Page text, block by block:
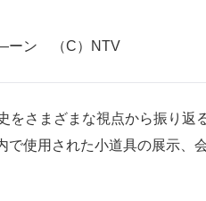
ーン （C）NTV
さまざまな視点から振り返
で使用された小道具の展示、